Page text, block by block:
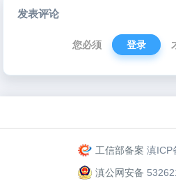
发表评论
您必须 登录
工信部备案 滇ICP
滇公网安备